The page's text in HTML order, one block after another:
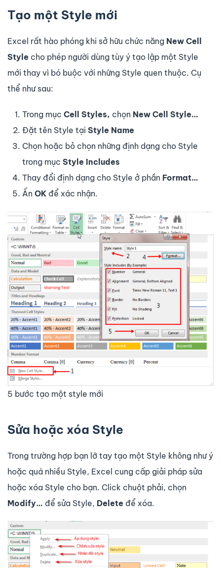
Tạo một Style mới
Excel rất hào phóng khi sở hữu chức năng New Cell
Style cho phép người dùng tùy ý tạo lập một Style
mới thay vì bó buộc với những Style quen thuộc. Cụ
thể như sau:
Trong mục Cell Styles, chọn New Cell Style…
Đặt tên Style tại Style Name
Chọn hoặc bỏ chọn những định dạng cho Style
trong mục Style Includes
Thay đổi định dạng cho Style ở phần Format…
Ấn OK để xác nhận.
5 bước tạo một style mới
Sửa hoặc xóa Style
Trong trường hợp bạn lỡ tay tạo một Style không như ý
hoặc quá nhiều Style, Excel cung cấp giải pháp sửa
hoặc xóa Style cho bạn. Click chuột phải, chọn
Modify… để sửa Style, Delete để xóa.